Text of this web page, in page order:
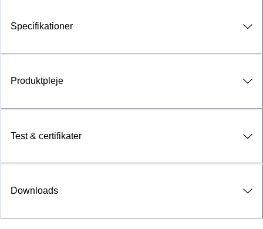
Specifikationer
Produktpleje
Test & certifikater
Downloads